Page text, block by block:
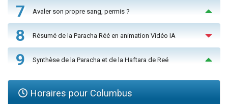
7 Avaler son propre sang, permis ?
8 Résumé de la Paracha Réé en animation Vidéo IA
9 Synthèse de la Paracha et de la Haftara de Reé
Horaires pour Columbus